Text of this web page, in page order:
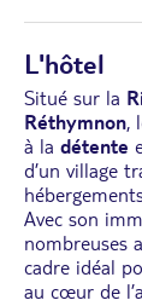
L'hôtel
Situé sur la
Réthymnon,
à la détente
d’un village
Avec son
nombreuses
cadre idéal
au cœur de